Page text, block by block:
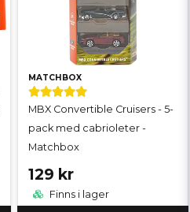
MATCHBOX
MBX Convertible Cruisers - 5-
pack med cabrioleter -
Matchbox
129 kr
Finns i lager